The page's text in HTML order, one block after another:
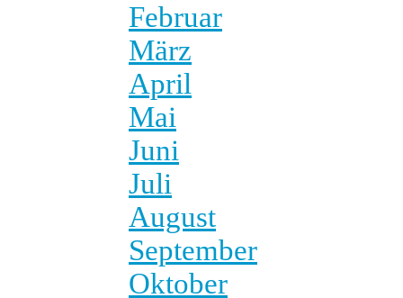
Februar
März
April
Mai
Juni
Juli
August
September
Oktober